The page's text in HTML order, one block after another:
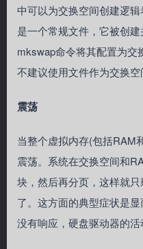
中可以为交换空间创建逻
是一个常规文件，它被创
mkswap命令将其配置为交
不建议使用文件作为交换空
震荡
当整个虚拟内存(包括RAM
震荡。系统在交换空间和
块，然后再分页，这样就
了。这方面的典型症状是
没有响应，硬盘驱动器的活